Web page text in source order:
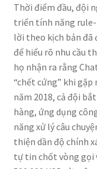
Thời điểm đầu, đội
triển tính năng
lời theo kịch bản đã
để hiểu rõ nhu cầu
họ nhận ra rằng
“chết cứng” khi
năm 2018, cả đội
hàng, ứng dụng
năng xử lý câu
thiện dần độ chính
tự tin chốt vòng gọi